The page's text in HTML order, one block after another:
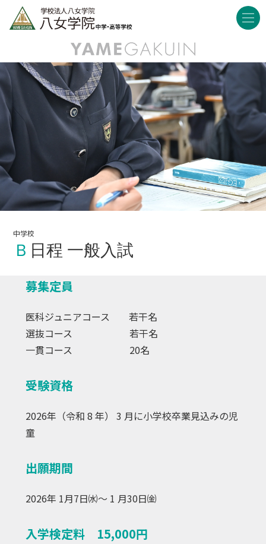
中学校
Ｂ日程 一般入試
募集定員
医科ジュニアコース 若干名
選抜コース 若干名
一貫コース 20名
受験資格
2026年（令和 8 年） 3 月に小学校卒業見込みの児
童
出願期間
2026年 1月7日㈬～ 1 月30日㈮
入学検定料 15,000円